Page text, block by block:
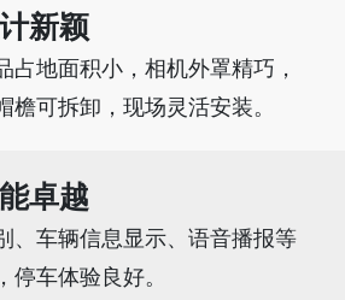
新颖
占地面积小，相机外罩精巧，
檐可拆卸，现场灵活安装。
卓越
、车辆信息显示、语音播报等
停车体验良好。